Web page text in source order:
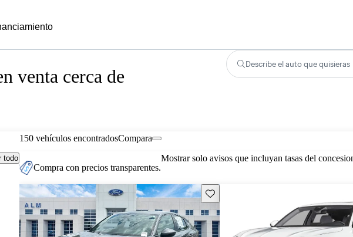
venta cerca de
Describe el auto que quisieras
todo
150 vehículos encontradosCompara
Compra con precios transparentes.
Mostrar solo avisos que incluyan tasas del
Guarda este Aviso